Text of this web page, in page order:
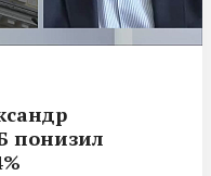
понизил